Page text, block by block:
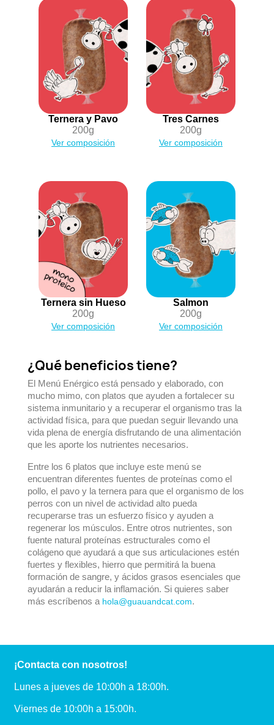
Ternera y Pavo
200g
Ver composición
Tres Carnes
200g
Ver composición
Ternera sin Hueso
200g
Ver composición
Salmon
200g
Ver composición
¿Qué beneficios tiene?
El Menú Enérgico está pensado y elaborado, con
mucho mimo, con platos que ayuden a fortalecer su
sistema inmunitario y a recuperar el organismo tras la
actividad física, para que puedan seguir llevando una
vida plena de energía disfrutando de una alimentación
que les aporte los nutrientes necesarios.
Entre los 6 platos que incluye este menú se
encuentran diferentes fuentes de proteínas como el
pollo, el pavo y la ternera para que el organismo de los
perros con un nivel de actividad alto pueda
recuperarse tras un esfuerzo físico y ayuden a
regenerar los músculos. Entre otros nutrientes, son
fuente natural proteínas estructurales como el
colágeno que ayudará a que sus articulaciones estén
fuertes y flexibles, hierro que permitirá la buena
formación de sangre, y ácidos grasos esenciales que
ayudarán a reducir la inflamación. Si quieres saber
más escríbenos a hola@guauandcat.com.
¡Contacta con nosotros!
Lunes a jueves de 10:00h a 18:00h.
Viernes de 10:00h a 15:00h.